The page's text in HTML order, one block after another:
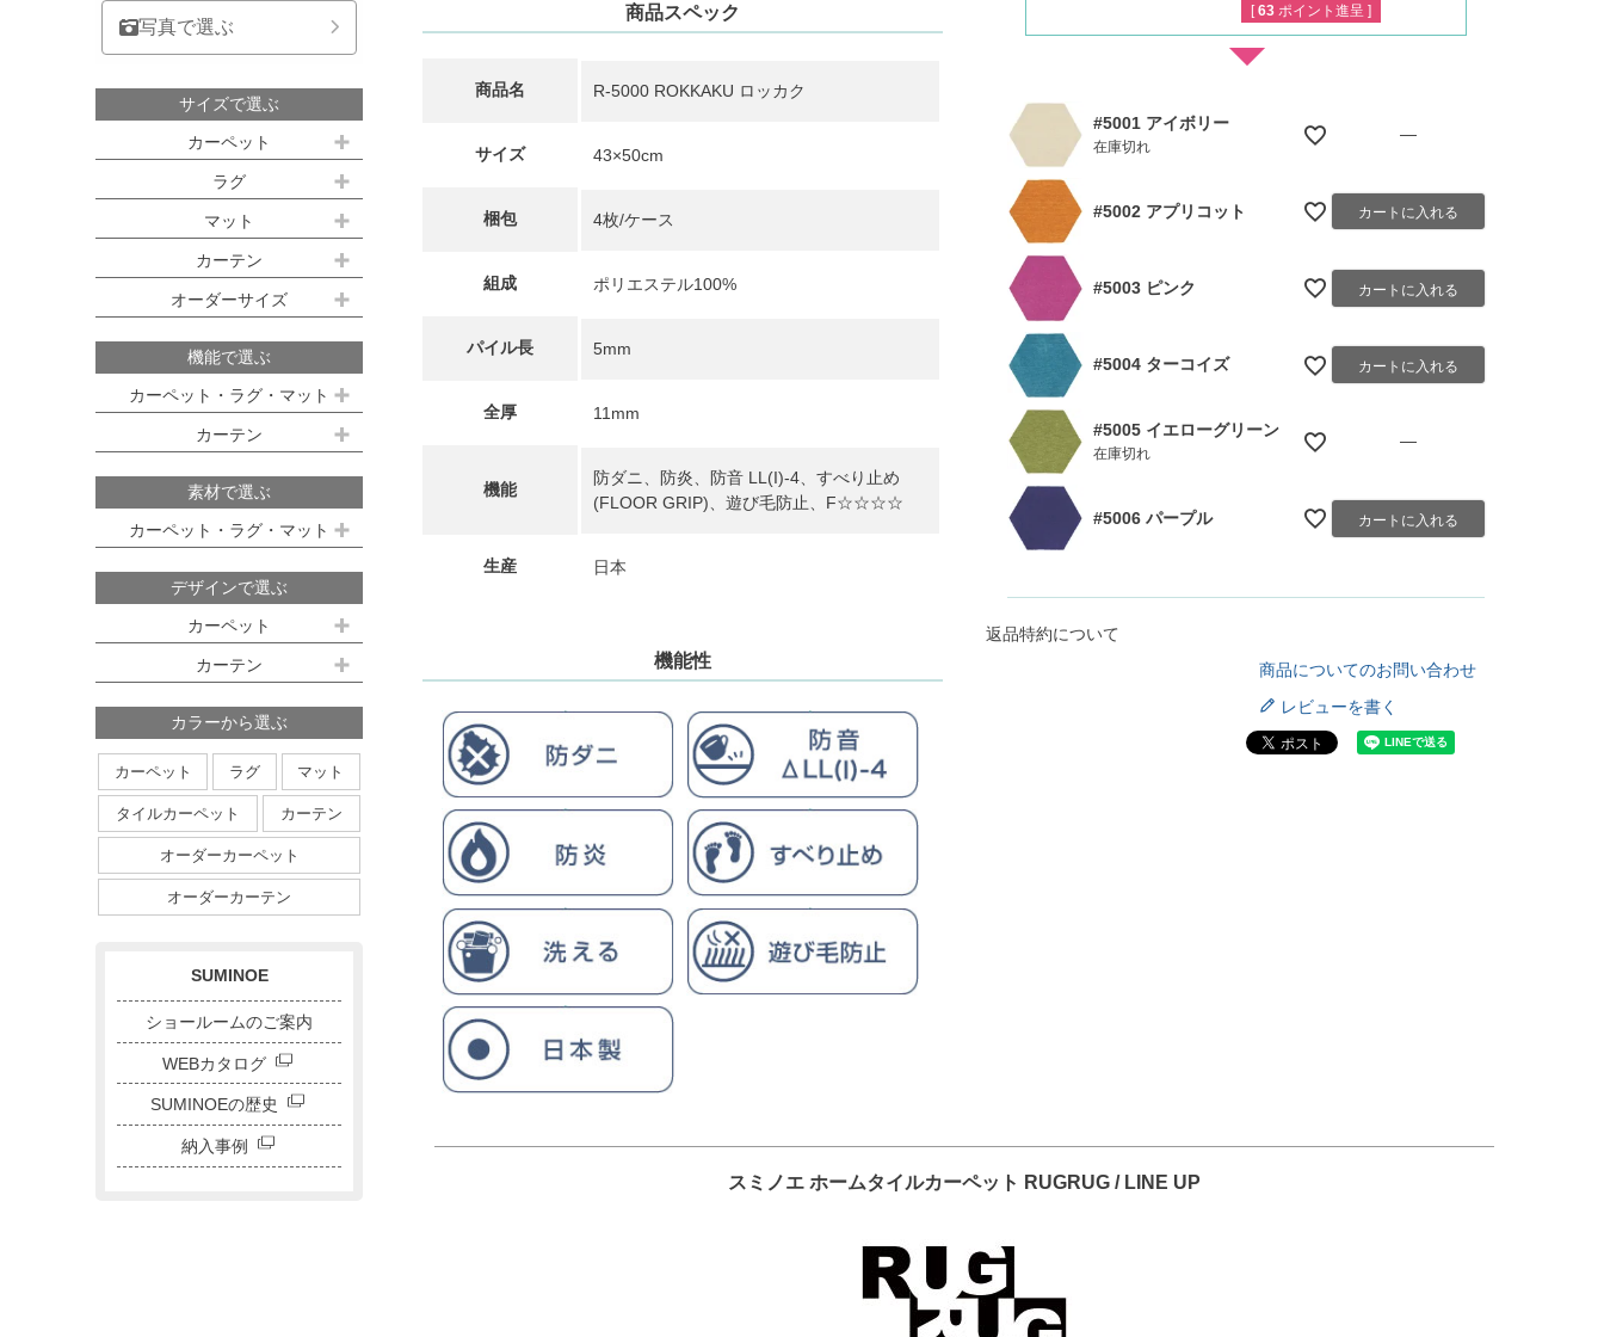
写真で選ぶ
サイズで選ぶ
カーペット
江戸間サイズ(3畳～10畳)
江戸間 3畳(176x261cm)
江戸間 4.5畳(261x261cm)
江戸間 6畳(261x352cm)
江戸間 8畳(352x352cm)
江戸間 10畳(352x440cm)
本間サイズ(3畳～8畳)
本間 3畳(191x286cm)
本間 8畳(382x382cm)
その他のサイズ
廊下敷き
ラグ
約100ｘ140cm
約140ｘ200cm(約1.5畳)
約160ｘ230cm(約2畳)
約200ｘ250cm(約3畳)
約200ｘ300cm(約3.5畳)
約250ｘ250cm
約250ｘ350cm
約300ｘ300cm
約300ｘ350cm
約350ｘ350cm
約350ｘ400cm
約350ｘ450cm
約350ｘ500cm
円形サイズ
ダイニングサイズ
マット
キッチンマット
デスクマット
カーテン
既製サイズ ドレープ(厚地)
100ｘ135cm
100ｘ178cm
100ｘ200cm
100ｘ133cm
100ｘ176cm
100ｘ198cm
オーダーサイズ
オーダーカーペット
オーダーキッチンマット
オーダーカーペットの測り方
オーダーカーテンの測り方
機能で選ぶ
カーペット・ラグ・マット
防炎 防音
消臭
すべり止め
遊び毛防止
アレルブロック
制電
日本製
ホットカーペット・床暖房対応
カーテン
洗える 遮光
防炎
アレルブロック
形態安定加工
形状記憶加工
日本製
素材で選ぶ
カーペット・ラグ・マット
ナイロン
ウール
デザインで選ぶ
カーペット
ストライプ＆ボーダー
円形
カーテン
北欧デザイン
ナチュラルデザイン
無地・無地調
抽象柄
花柄
植物柄
鳥・動物
ストライプ・ボーダー
チェック
ドット
サークル
カラーから選ぶ
カーペット ラグ マット
タイルカーペット カーテン
オーダーカーペット
オーダーカーテン
SUMINOE
ショールームのご案内
WEBカタログ
SUMINOEの歴史
納入事例
商品スペック
商品名 R-5000 ROKKAKU ロッカク
サイズ 43×50cm
梱包 4枚/ケース
組成 ポリエステル100%
パイル長 5mm
全厚 11mm
機能
防ダニ、防炎、防音 LL(I)-4、すべり止め
(FLOOR GRIP)、遊び毛防止、F☆☆☆☆
生産 日本
機能性
[ 63 ポイント進呈 ]
#5001 アイボリー
在庫切れ
—
#5002 アプリコット カートに入れる
#5003 ピンク カートに入れる
#5004 ターコイズ カートに入れる
#5005 イエローグリーン
在庫切れ
—
#5006 パープル カートに入れる
返品特約について
商品についてのお問い合わせ
レビューを書く
スミノエ ホームタイルカーペット RUGRUG / LINE UP